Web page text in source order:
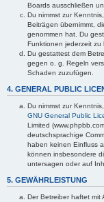
Boards ausschließen
Du nimmst zur
Beiträgen übernimmt,
genommen hat. Du
Funktionen jederzeit zu
Du gestattest dem
gegen o. g. Regeln
Schaden zuzufügen.
4. GENERAL PUBLIC
Du nimmst zur
GNU General Public
Limited
deutschsprachige
haben keinen Einfluss
können insbesondere
untersagen oder auf
5. GEWÄHRLEISTUNG
Der Betreiber haftet mit